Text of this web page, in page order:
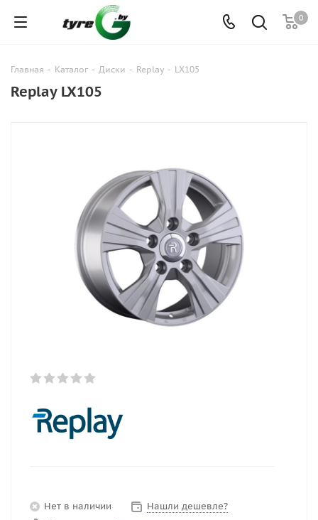
0
Главная - Каталог - Диски - Replay - LX105
Replay LX105
Нет в наличии
Нашли дешевле?